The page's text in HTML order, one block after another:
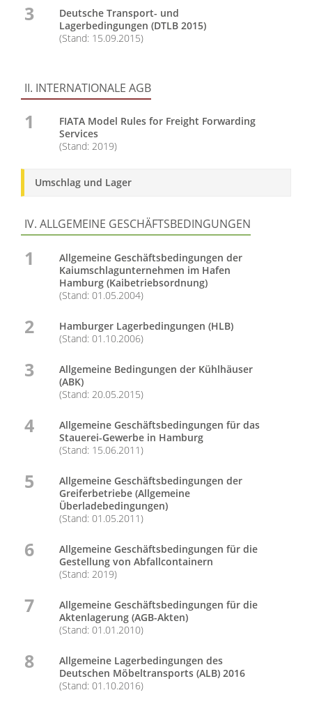
3
Deutsche Transport- und
Lagerbedingungen (DTLB 2015)
(Stand: 15.09.2015)
II. INTERNATIONALE AGB
1
FIATA Model Rules for Freight Forwarding
Services
(Stand: 2019)
Umschlag und Lager
IV. ALLGEMEINE GESCHÄFTSBEDINGUNGEN
1
Allgemeine Geschäftsbedingungen der
Kaiumschlagunternehmen im Hafen
Hamburg (Kaibetriebsordnung)
(Stand: 01.05.2004)
2
Hamburger Lagerbedingungen (HLB)
(Stand: 01.10.2006)
3
Allgemeine Bedingungen der Kühlhäuser
(ABK)
(Stand: 20.05.2015)
4
Allgemeine Geschäftsbedingungen für das
Stauerei-Gewerbe in Hamburg
(Stand: 15.06.2011)
5
Allgemeine Geschäftsbedingungen der
Greiferbetriebe (Allgemeine
Überladebedingungen)
(Stand: 01.05.2011)
6
Allgemeine Geschäftsbedingungen für die
Gestellung von Abfallcontainern
(Stand: 2019)
7
Allgemeine Geschäftsbedingungen für die
Aktenlagerung (AGB-Akten)
(Stand: 01.01.2010)
8
Allgemeine Lagerbedingungen des
Deutschen Möbeltransports (ALB) 2016
(Stand: 01.10.2016)